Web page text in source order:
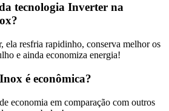
tecnologia Inverter na
ela resfria rapidinho, conserva melhor os
e ainda economiza energia!
é econômica?
economia em comparação com outros